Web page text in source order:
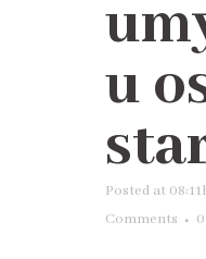
u
Posted at
Comments
0